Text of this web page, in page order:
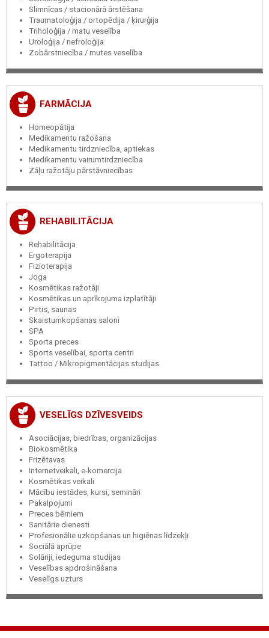
Slimnīcas / stacionārā ārstēšana
Traumatoloģija / ortopēdija / ķirurģija
Triholoģija / matu veselība
Uroloģija / nefroloģija
Zobārstniecība / mutes veselība
FARMĀCIJA
Homeopātija
Medikamentu ražošana
Medikamentu tirdzniecība, aptiekas
Medikamentu vairumtirdzniecība
Zāļu ražotāju pārstāvniecības
REHABILITĀCIJA
Rehabilitācija
Ergoterapija
Fizioterapija
Joga
Kosmētikas ražotāji
Kosmētikas un aprīkojuma izplatītāji
Pirtis, saunas
Skaistumkopšanas saloni
SPA
Sporta preces
Sports veselībai, sporta centri
Tattoo / Mikropigmentācijas studijas
VESELĪGS DZĪVESVEIDS
Asociācijas, biedrības, organizācijas
Biokosmētika
Frizētavas
Internetveikali, e-komercija
Kosmētikas veikali
Mācību iestādes, kursi, semināri
Pakalpojumi
Preces bērniem
Sanitārie dienesti
Profesionālie uzkopšanas un higiēnas līdzekļi
Sociālā aprūpe
Solāriji, iedeguma studijas
Veselības apdrošināšana
Veselīgs uzturs